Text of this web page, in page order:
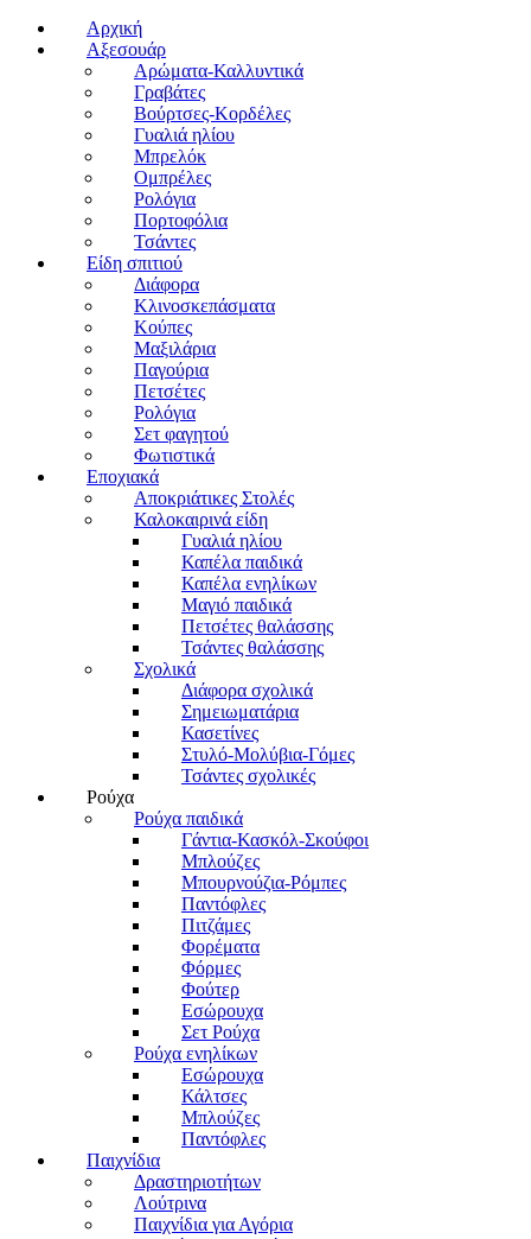
Αρχική
Αξεσουάρ
Αρώματα-Καλλυντικά
Γραβάτες
Βούρτσες-Κορδέλες
Γυαλιά ηλίου
Μπρελόκ
Ομπρέλες
Ρολόγια
Πορτοφόλια
Τσάντες
Είδη σπιτιού
Διάφορα
Κλινοσκεπάσματα
Κούπες
Μαξιλάρια
Παγούρια
Πετσέτες
Ρολόγια
Σετ φαγητού
Φωτιστικά
Εποχιακά
Αποκριάτικες Στολές
Καλοκαιρινά είδη
Γυαλιά ηλίου
Καπέλα παιδικά
Καπέλα ενηλίκων
Μαγιό παιδικά
Πετσέτες θαλάσσης
Τσάντες θαλάσσης
Σχολικά
Διάφορα σχολικά
Σημειωματάρια
Κασετίνες
Στυλό-Μολύβια-Γόμες
Τσάντες σχολικές
Ρούχα
Ρούχα παιδικά
Γάντια-Κασκόλ-Σκούφοι
Μπλούζες
Μπουρνούζια-Ρόμπες
Παντόφλες
Πιτζάμες
Φορέματα
Φόρμες
Φούτερ
Εσώρουχα
Σετ Ρούχα
Ρούχα ενηλίκων
Εσώρουχα
Κάλτσες
Μπλούζες
Παντόφλες
Παιχνίδια
Δραστηριοτήτων
Λούτρινα
Παιχνίδια για Αγόρια